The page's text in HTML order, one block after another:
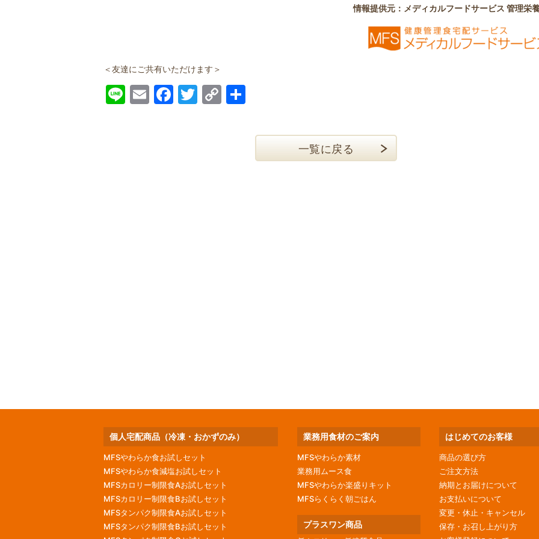
情報提供元：メディカルフードサービス 管理栄
＜友達にご共有いただけます＞
LineEmailFacebook
Twitter
Copy
一覧に戻る
個人宅配商品（冷凍・おかずのみ）
MFSやわらか食お試しセット
MFSやわらか食減塩お試しセット
MFSカロリー制限食Aお試しセット
MFSカロリー制限食Bお試しセット
MFSタンパク制限食Aお試しセット
MFSタンパク制限食Bお試しセット
業務用食材のご案内
MFSやわらか素材
業務用ムース食
MFSやわらか楽盛りキット
MFSらくらく朝ごはん
プラスワン商品
はじめてのお客様
商品の選び方
ご注文方法
納期とお届けについて
お支払いについて
変更・休止・キャンセル
保存・お召し上がり方